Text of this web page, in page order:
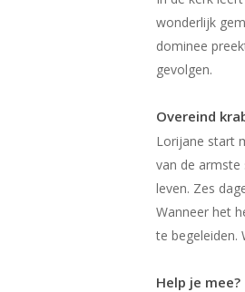
wonderlijk
dominee
gevolgen.
Overeind
Lorijane start
van de armste
leven. Zes
Wanneer het
te begeleiden.
Help je mee?